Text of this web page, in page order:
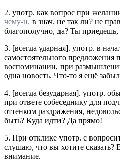
2. употр. как вопрос при
чему-н. в знач. не так ли? не
благополучно, да? Ты приедешь,
3. [всегда ударная]. употр. в
самостоятельного
воспоминании, при
одна новость. Что-то я ещё
4. [всегда безударная]. употр.
при ответе собеседнику для
оттенком раздражения,
быть? Куда идти? Да прямо!
5. При отклике употр. с
слушаю, что вы хотите сказать?
внимание.